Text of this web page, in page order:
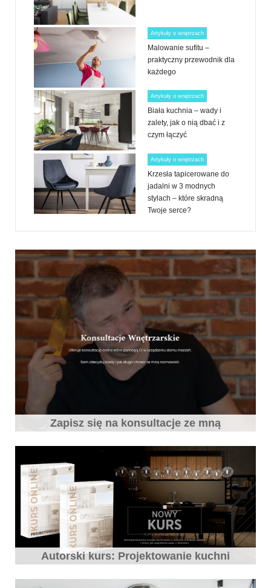
Artykuły o wnętrzach
Malowanie sufitu –
praktyczny przewodnik dla
każdego
Artykuły o wnętrzach
Biała kuchnia – wady i
zalety, jak o nią dbać i z
czym łączyć
Artykuły o wnętrzach
Krzesła tapicerowane do
jadalni w 3 modnych
stylach – które skradną
Twoje serce?
Zapisz się na konsultacje ze mną
Autorski kurs: Projektowanie kuchni